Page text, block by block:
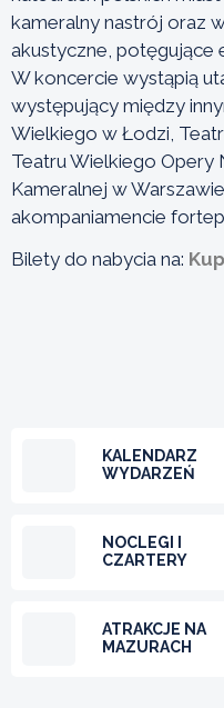
kameralny nastrój oraz
akustyczne, potęgujące
W koncercie wystąpią
występujący między
Wielkiego w Łodzi,
Teatru Wielkiego Opery
Kameralnej w
akompaniamencie
Bilety do nabycia na:
KALENDARZ
WYDARZEŃ
NOCLEGI I
CZARTERY
ATRAKCJE NA
MAZURACH